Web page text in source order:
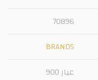
70896
BRANDS
عيار 900